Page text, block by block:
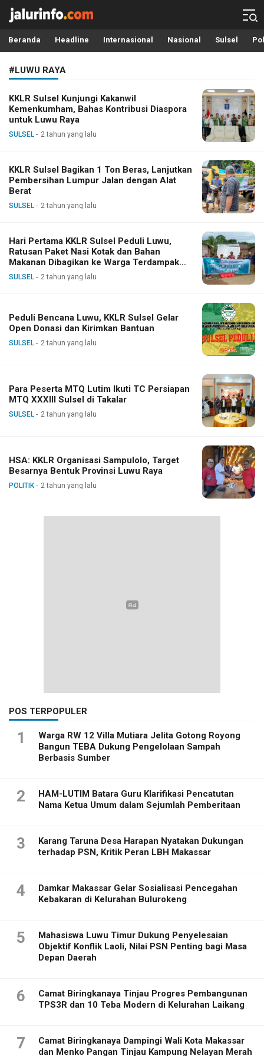
Info Terbaru, Berita Terkini Hari Ini, Jalurinfo.com
Terkini, Akurat dan Terpercaya
Beranda Headline Internasional Nasional Sulsel
#LUWU RAYA
KKLR Sulsel Kunjungi Kakanwil
Kemenkumham, Bahas Kontribusi Diaspora
untuk Luwu Raya
SULSEL 2 tahun yang lalu
KKLR Sulsel Bagikan 1 Ton Beras, Lanjutkan
Pembersihan Lumpur Jalan dengan Alat
Berat
SULSEL 2 tahun yang lalu
Hari Pertama KKLR Sulsel Peduli Luwu,
Ratusan Paket Nasi Kotak dan Bahan
Makanan Dibagikan ke Warga Terdampak
Banjir
SULSEL 2 tahun yang lalu
Peduli Bencana Luwu, KKLR Sulsel Gelar
Open Donasi dan Kirimkan Bantuan
SULSEL 2 tahun yang lalu
Para Peserta MTQ Lutim Ikuti TC Persiapan
MTQ XXXIII Sulsel di Takalar
SULSEL 2 tahun yang lalu
HSA: KKLR Organisasi Sampulolo, Target
Besarnya Bentuk Provinsi Luwu Raya
POLITIK 2 tahun yang lalu
POS TERPOPULER
1
Warga RW 12 Villa Mutiara Jelita Gotong Royong
Bangun TEBA Dukung Pengelolaan Sampah
Berbasis Sumber
2
HAM-LUTIM Batara Guru Klarifikasi Pencatutan
Nama Ketua Umum dalam Sejumlah Pemberitaan
3
Karang Taruna Desa Harapan Nyatakan Dukungan
terhadap PSN, Kritik Peran LBH Makassar
4
Damkar Makassar Gelar Sosialisasi Pencegahan
Kebakaran di Kelurahan Bulurokeng
5
Mahasiswa Luwu Timur Dukung Penyelesaian
Objektif Konflik Laoli, Nilai PSN Penting bagi Masa
Depan Daerah
6
Camat Biringkanaya Tinjau Progres Pembangunan
TPS3R dan 10 Teba Modern di Kelurahan Laikang
7
Camat Biringkanaya Dampingi Wali Kota Makassar
dan Menko Pangan Tinjau Kampung Nelayan Merah